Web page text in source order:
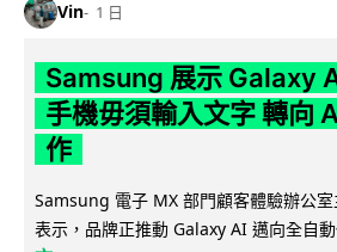
Vin 1 日
Samsung 展示 Galaxy
手機毋須輸入文字 轉向
作
Samsung 電子 MX 部門顧客體驗辦公
表示，品牌正推動 Galaxy AI 邁向全自